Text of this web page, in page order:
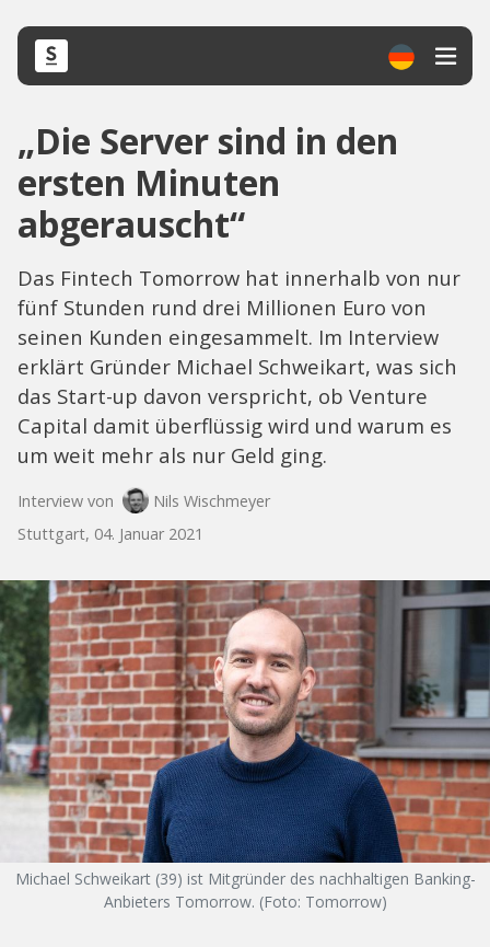
„Die Server sind in den
ersten Minuten
abgerauscht“
Das Fintech Tomorrow hat innerhalb von nur
fünf Stunden rund drei Millionen Euro von
seinen Kunden eingesammelt. Im Interview
erklärt Gründer Michael Schweikart, was sich
das Start-up davon verspricht, ob Venture
Capital damit überflüssig wird und warum es
um weit mehr als nur Geld ging.
Interview von
Nils Wischmeyer
Stuttgart, 04. Januar 2021
Michael Schweikart (39) ist Mitgründer des nachhaltigen Banking-
Anbieters Tomorrow. (Foto: Tomorrow)